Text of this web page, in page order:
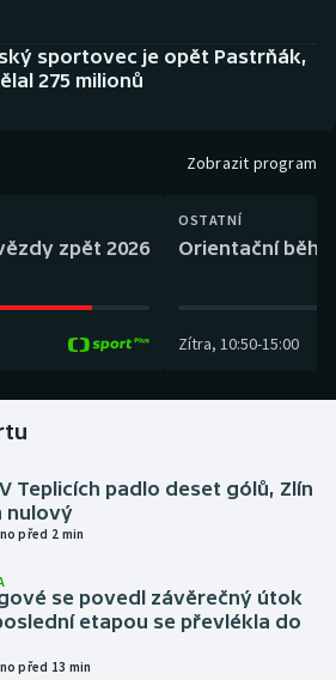
sportovec je opět Pastrňák,
275 milionů
Zobrazit program
zpět 2026
OSTATNÍ
Orientační běh:
Zítra, 10:50-15:00
V Teplicích padlo deset gólů, Zlín
nulový
před 2 min
se povedl závěrečný útok
etapou se převlékla do
před 13 min